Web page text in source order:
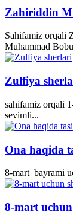
Zahiriddin
Sahifamiz orqali
Muhammad
Zulfiya
sahifamiz orqali
sevimli...
Ona haqida
8-mart bayrami
8-mart